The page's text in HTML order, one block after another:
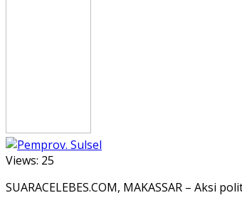
Views: 25
SUARACELEBES.COM, MAKASSAR –